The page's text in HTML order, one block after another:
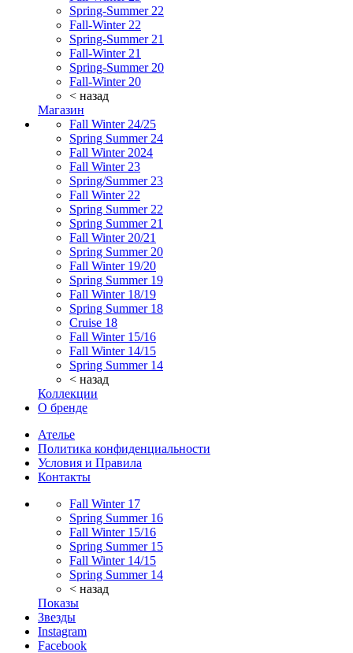
Spring-Summer 22
Fall-Winter 22
Spring-Summer 21
Fall-Winter 21
Spring-Summer 20
Fall-Winter 20
< назад
Магазин
Fall Winter 24/25
Spring Summer 24
Fall Winter 2024
Fall Winter 23
Spring/Summer 23
Fall Winter 22
Spring Summer 22
Spring Summer 21
Fall Winter 20/21
Spring Summer 20
Fall Winter 19/20
Spring Summer 19
Fall Winter 18/19
Spring Summer 18
Cruise 18
Fall Winter 15/16
Fall Winter 14/15
Spring Summer 14
< назад
Коллекции
О бренде
Ателье
Политика конфиденциальности
Условия и Правила
Контакты
Fall Winter 17
Spring Summer 16
Fall Winter 15/16
Spring Summer 15
Fall Winter 14/15
Spring Summer 14
< назад
Показы
Звезды
Instagram
Facebook